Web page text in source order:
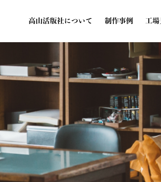
高山活版社について 制作事例 工場